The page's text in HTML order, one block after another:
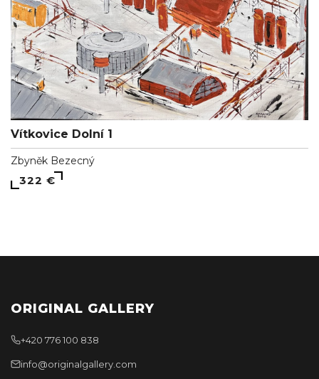
Vítkovice Dolní 1
Zbyněk Bezecný
322 €
ORIGINAL GALLERY
+420 776 100 838
info@originalgallery.com